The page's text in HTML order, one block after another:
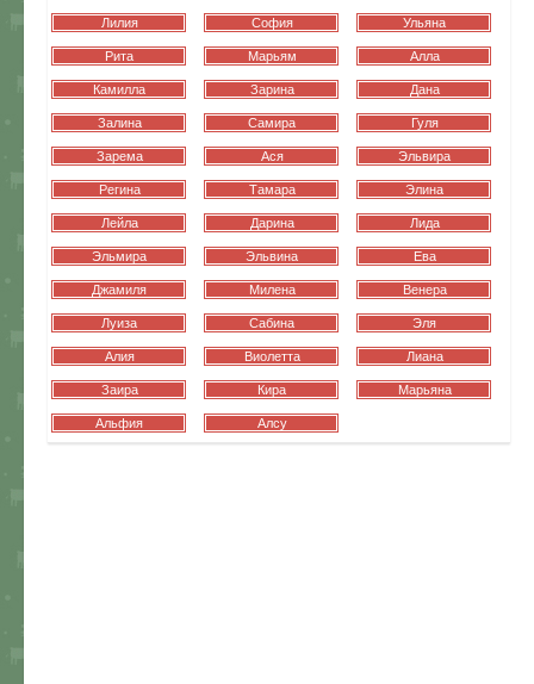
Лилия София Ульяна
Рита Марьям Алла
Камилла Зарина Дана
Залина Самира Гуля
Зарема Ася Эльвира
Регина Тамара Элина
Лейла Дарина Лида
Эльмира Эльвина Ева
Джамиля Милена Венера
Луиза Сабина Эля
Алия Виолетта Лиана
Заира Кира Марьяна
Альфия Алсу